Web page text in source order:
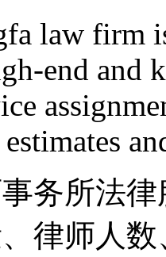
law firm
end and
务所法
律师人